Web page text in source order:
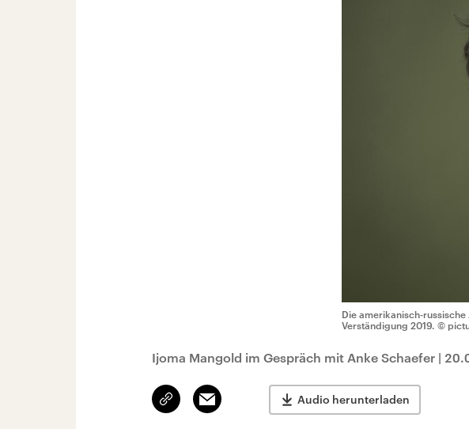
Die amerikanisch-
Verständigung 2019. ©
Ijoma Mangold im Gespräch mit Anke Schaefer |
Link
kopieren/teilen
Email Audio herunterladen